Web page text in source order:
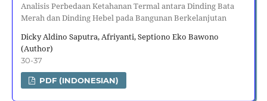
Analisis Perbedaan Ketahanan Termal antara Dinding Bata
Merah dan Dinding Hebel pada Bangunan Berkelanjutan
Dicky Aldino Saputra, Afriyanti, Septiono Eko Bawono
(Author)
30-37
PDF (INDONESIAN)